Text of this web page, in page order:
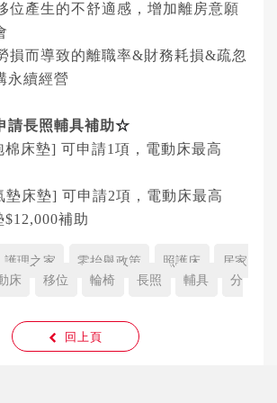
位產生的不舒適感，增加離房意願
損而導致的離職率&財務耗損&疏忽
永續經營
請長照輔具補助☆
棉床墊] 可申請1項，電動床最高
墊床墊] 可申請2項，電動床最高
補助
護理之家 零抬舉政策 照護床
居家
床 移位 輪椅 長照 輔具
分
回上頁